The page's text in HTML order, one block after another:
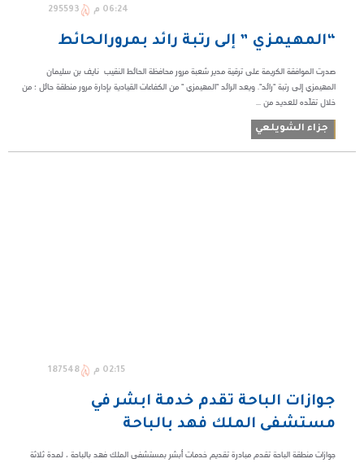
06:24 م 295593
“المهيمزي ” إلى رتبة رائد بمرورالحائط
صدرت الموافقة الكريمة على ترقية مدير شعبة مرور محافظة الحائط النقيب نايف بن سليمان
المهيمزي إلى رتبة "رائد". ويعد الرائد "المهيمزي " من الكفاءات القيادية بإدارة مرور منطقة حائل ؛ من
خلال تقلّده للعديد من ...
جزاء الشويلعي
02:15 م 187548
جوازات الباحة تقدم خدمة ابشر في
مستشفى الملك فهد بالباحة
جوازات منطقة الباحة تقدم مبادرة تقديم خدمات أبشر بمستشفى الملك فهد بالباحة ، لمدة ثلاثة